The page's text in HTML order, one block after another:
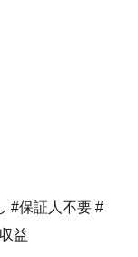
#保証人不要 #
益